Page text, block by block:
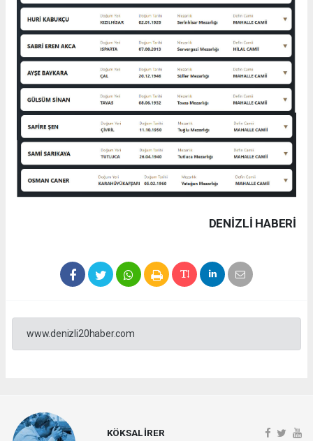
DENIZLI HABERİ
www.denizli20haber.com
KÖKSAL İRER